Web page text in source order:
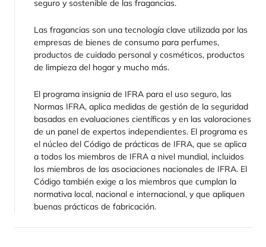
seguro y sostenible de las fragancias.
Las fragancias son una tecnología clave utilizada por las
empresas de bienes de consumo para perfumes,
productos de cuidado personal y cosméticos, productos
de limpieza del hogar y mucho más.
El programa insignia de IFRA para el uso seguro, las
Normas IFRA, aplica medidas de gestión de la seguridad
basadas en evaluaciones científicas y en las valoraciones
de un panel de expertos independientes. El programa es
el núcleo del Código de prácticas de IFRA, que se aplica
a todos los miembros de IFRA a nivel mundial, incluidos
los miembros de las asociaciones nacionales de IFRA. El
Código también exige a los miembros que cumplan la
normativa local, nacional e internacional, y que apliquen
buenas prácticas de fabricación.